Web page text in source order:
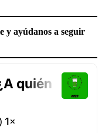
y ayúdanos a seguir